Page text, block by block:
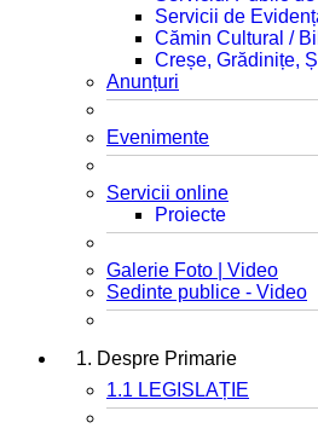
Servicii de
Cămin Cultural /
Creșe, Grădinițe,
Anunțuri
Evenimente
Servicii online
Proiecte
Galerie Foto | Video
Sedinte publice - Video
1. Despre Primarie
1.1 LEGISLAȚIE